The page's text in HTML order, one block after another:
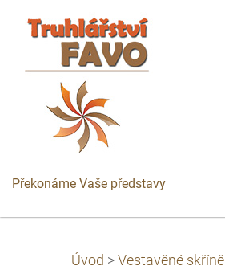
Překonáme Vaše představy
Úvod > Vestavěné skříně